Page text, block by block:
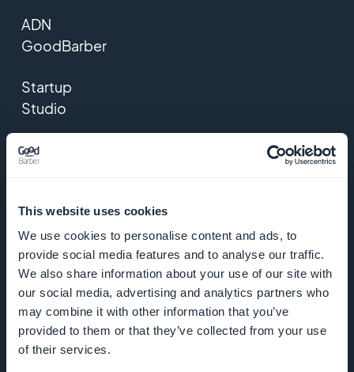
This website uses cookies
We use cookies to personalise content and ads, to
provide social media features and to analyse our traffic.
We also share information about your use of our site with
our social media, advertising and analytics partners who
may combine it with other information that you’ve
provided to them or that they’ve collected from your use
of their services.
ADN
GoodBarber
Startup
Studio
Emplois
CGV
Politique de
confidentialité
& GDPR
Nous